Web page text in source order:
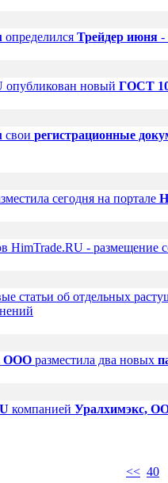
определился Трейдер июня -
опубликован новый ГОСТ
свои регистрационные
сегодня на портале
HimTrade.RU - размещение
статьи об отдельных
ООО разместила два новых
компанией Уралхимэкс,
<< 40